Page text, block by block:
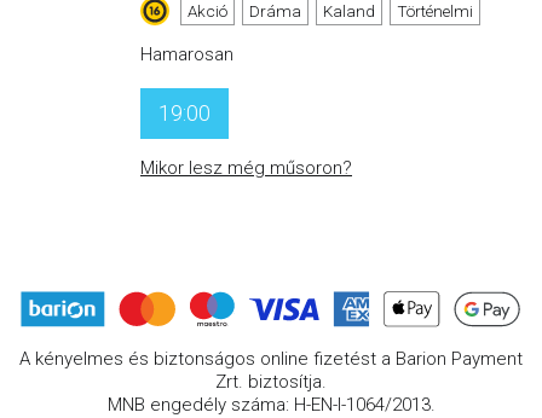
Akció Dráma Kaland Történelmi
Hamarosan
19:00
Mikor lesz még műsoron?
A kényelmes és biztonságos online fizetést a Barion Payment
Zrt. biztosítja.
MNB engedély száma: H-EN-I-1064/2013.